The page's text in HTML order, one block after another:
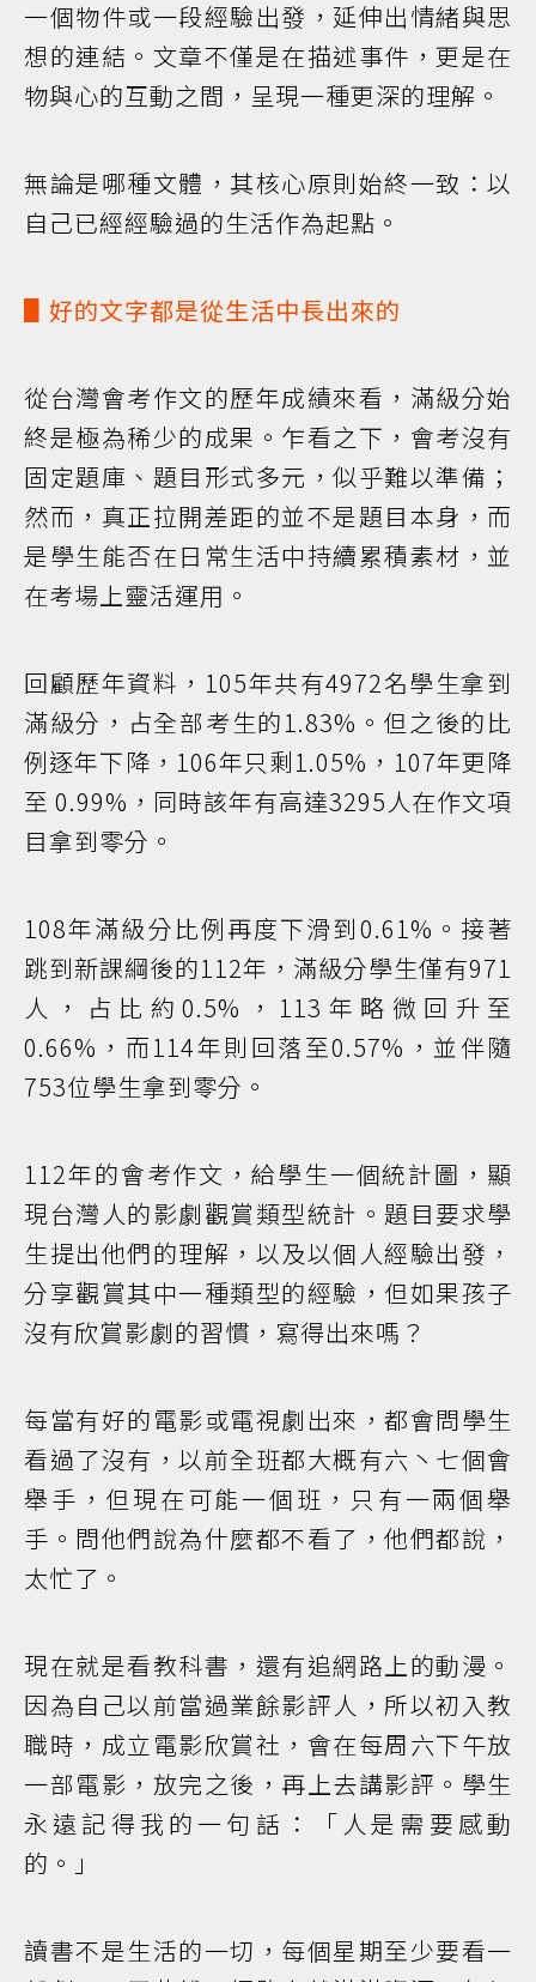
一個物件或一段經驗出發，延伸出情緒與思
想的連結。文章不僅是在描述事件，更是在
物與心的互動之間，呈現一種更深的理解。
無論是哪種文體，其核心原則始終一致：以
自己已經經驗過的生活作為起點。
▋好的文字都是從生活中長出來的
從台灣會考作文的歷年成績來看，滿級分始
終是極為稀少的成果。乍看之下，會考沒有
固定題庫、題目形式多元，似乎難以準備；
然而，真正拉開差距的並不是題目本身，而
是學生能否在日常生活中持續累積素材，並
在考場上靈活運用。
回顧歷年資料，105年共有4972名學生拿到
滿級分，占全部考生的1.83%。但之後的比
例逐年下降，106年只剩1.05%，107年更降
至 0.99%，同時該年有高達3295人在作文項
目拿到零分。
108年滿級分比例再度下滑到0.61%。接著
跳到新課綱後的112年，滿級分學生僅有971
人，占比約0.5%，113年略微回升至
0.66%，而114年則回落至0.57%，並伴隨
753位學生拿到零分。
112年的會考作文，給學生一個統計圖，顯
現台灣人的影劇觀賞類型統計。題目要求學
生提出他們的理解，以及以個人經驗出發，
分享觀賞其中一種類型的經驗，但如果孩子
沒有欣賞影劇的習慣，寫得出來嗎？
每當有好的電影或電視劇出來，都會問學生
看過了沒有，以前全班都大概有六丶七個會
舉手，但現在可能一個班，只有一兩個舉
手。問他們說為什麼都不看了，他們都說，
太忙了。
現在就是看教科書，還有追網路上的動漫。
因為自己以前當過業餘影評人，所以初入教
職時，成立電影欣賞社，會在每周六下午放
一部電影，放完之後，再上去講影評。學生
永遠記得我的一句話：「人是需要感動
的。」
讀書不是生活的一切，每個星期至少要看一